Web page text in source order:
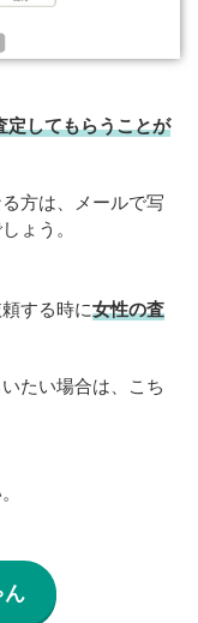
定してもらうことが
方は、メールで写
ょう。
する時に女性の査
たい場合は、こち
ん